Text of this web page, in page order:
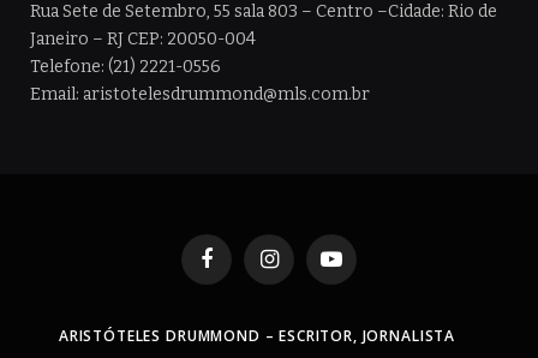
Rua Sete de Setembro, 55 sala 803 – Centro –Cidade: Rio de
Janeiro – RJ CEP: 20050-004
Telefone: (21) 2221-0556
Email: aristotelesdrummond@mls.com.br
FacebookInstagramYouTube
ARISTÓTELES DRUMMOND – ESCRITOR, JORNALISTA